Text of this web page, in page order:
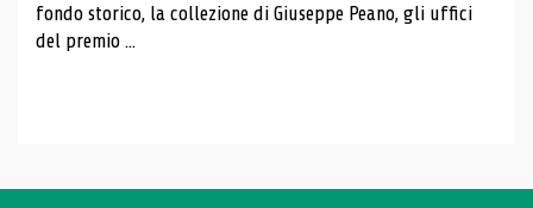
fondo storico, la collezione di Giuseppe Peano, gli uffici
del premio ...